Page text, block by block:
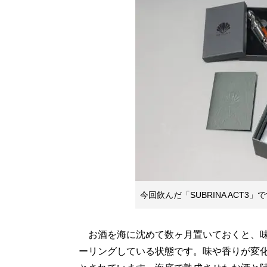
今回飲んだ「SUBRINA ACT3」
お酒を海に沈めて数ヶ月置いておくと、
ーリングしている状態です。味や香りが変